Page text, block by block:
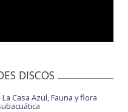
DISCOS
La Casa Azul, Fauna y flora